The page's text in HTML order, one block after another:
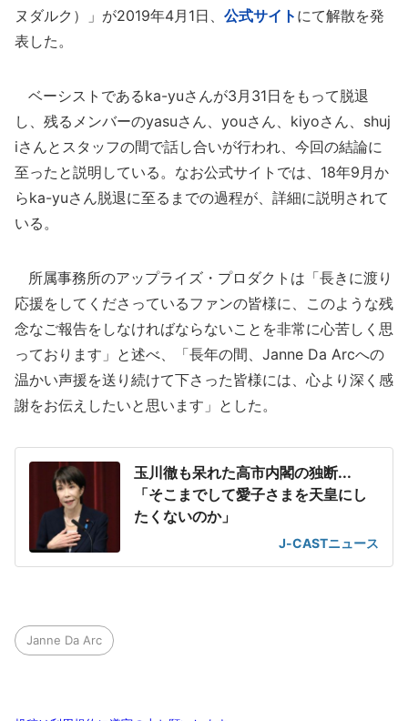
ヌダルク）」が2019年4月1日、 公式サイト にて解散を発
表した。
ベーシストであるka-yuさんが3月31日をもって脱退
し、残るメンバーのyasuさん、youさん、kiyoさん、shuj
iさんとスタッフの間で話し合いが行われ、今回の結論に
至ったと説明している。なお公式サイトでは、18年9月か
らka-yuさん脱退に至るまでの過程が、詳細に説明されて
いる。
所属事務所のアップライズ・プロダクトは「長きに渡り
応援をしてくださっているファンの皆様に、このような残
念なご報告をしなければならないことを非常に心苦しく思
っております」と述べ、「長年の間、Janne Da Arcへの
温かい声援を送り続けて下さった皆様には、心より深く感
謝をお伝えしたいと思います」とした。
玉川徹も呆れた高市内閣の独断...
「そこまでして愛子さまを天皇にし
たくないのか」
J-CASTニュース
Janne Da Arc